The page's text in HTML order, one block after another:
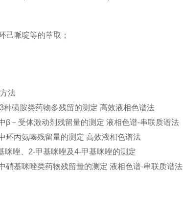
/盒 JLMCX-02006
/盒
/盒 JLMCX-01G12
/盒 JLMCX-01G20
按需填充！
己哌啶等的萃取；
法
磺胺类药物多残留的测定 高效液相色谱法
β－受体激动剂残留量的测定 液相色谱-串联质谱法
环丙氨嗪残留量的测定 高效液相色谱法
咪唑、2-甲基咪唑及4-甲基咪唑的测定
硝基咪唑类药物残留量的测定 液相色谱-串联质谱法